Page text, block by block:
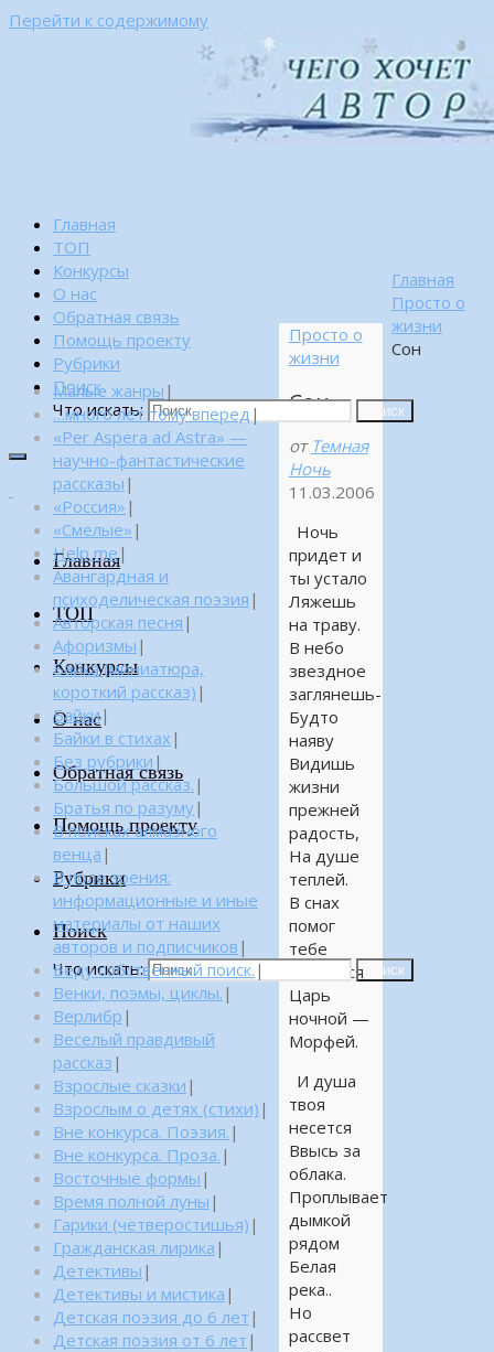
Перейти к содержимому
Главная
ТОП
Конкурсы
О нас
Обратная связь
Помощь проекту
Рубрики
Поиск
Что искать:
Поиск
Главная
ТОП
Конкурсы
О нас
Обратная связь
Помощь проекту
Рубрики
Поиск
Что искать: Поиск
Главная
Просто о
жизни
Сон
Просто о
жизни
Сон
от Темная
Ночь
11.03.2006
Ночь
придет и
ты устало
Ляжешь
на траву.
В небо
звездное
заглянешь-
Будто
наяву
Видишь
жизни
прежней
радость,
На душе
теплей.
В снах
помог
тебе
забыться
Царь
ночной —
Морфей.
И душа
твоя
несется
Ввысь за
облака.
Проплывает
дымкой
рядом
Белая
река..
Но
рассвет
Малые жанры |
…много лет тому вперед |
«Per Aspera ad Astra» —
научно-фантастические
рассказы |
«Россия» |
«Смелые» |
Help me|
Авангардная и
психоделическая поэзия |
Авторская песня |
Афоризмы |
Байка (миниатюра,
короткий рассказ) |
Байки|
Байки в стихах |
Без рубрики |
Большой рассказ. |
Братья по разуму|
В поисках алмазного
венца |
В поле зрения:
информационные и иные
материалы от наших
авторов и подписчиков |
Веду собственный поиск. |
Венки, поэмы, циклы. |
Верлибр |
Веселый правдивый
рассказ |
Взрослые сказки |
Взрослым о детях (стихи) |
Вне конкурса. Поэзия. |
Вне конкурса. Проза. |
Восточные формы |
Время полной луны |
Гарики (четверостишья) |
Гражданская лирика |
Детективы |
Детективы и мистика |
Детская поэзия до 6 лет |
Детская поэзия от 6 лет |